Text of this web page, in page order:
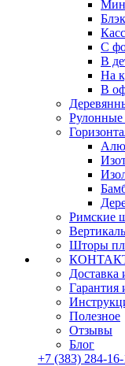
С
В
На
В
Римские
Шторы
Доставка
Гарантия
Полезное
Отзывы
Блог
+7 (383) 284-